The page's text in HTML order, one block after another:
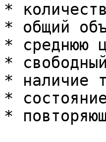
*
* общий
* среднюю
*
* наличие
*
*